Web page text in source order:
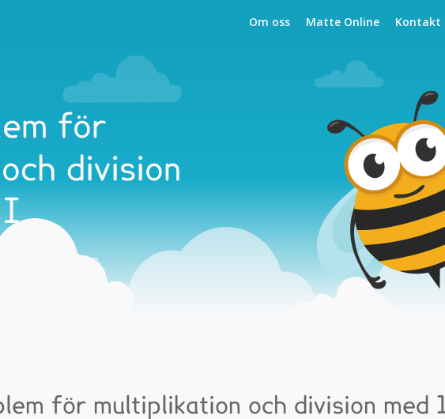
Om oss Matte Online Kontakt
för
division
I
och i skolan.
för multiplikation och division med